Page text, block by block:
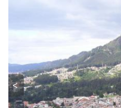
<